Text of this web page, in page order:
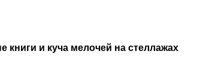
книги и куча мелочей на стеллажах